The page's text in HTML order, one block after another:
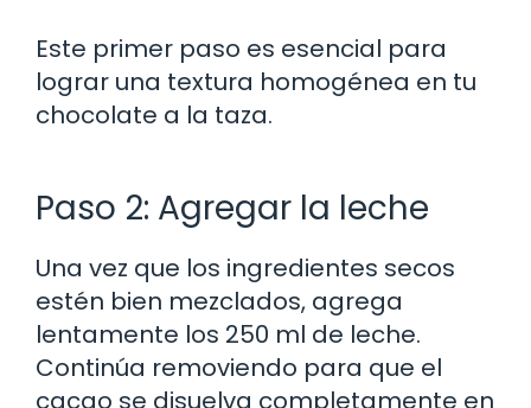
Este primer paso es esencial para
lograr una textura homogénea en tu
chocolate a la taza.
Paso 2: Agregar la leche
Una vez que los ingredientes secos
estén bien mezclados, agrega
lentamente los 250 ml de leche.
Continúa removiendo para que el
cacao se disuelva completamente en